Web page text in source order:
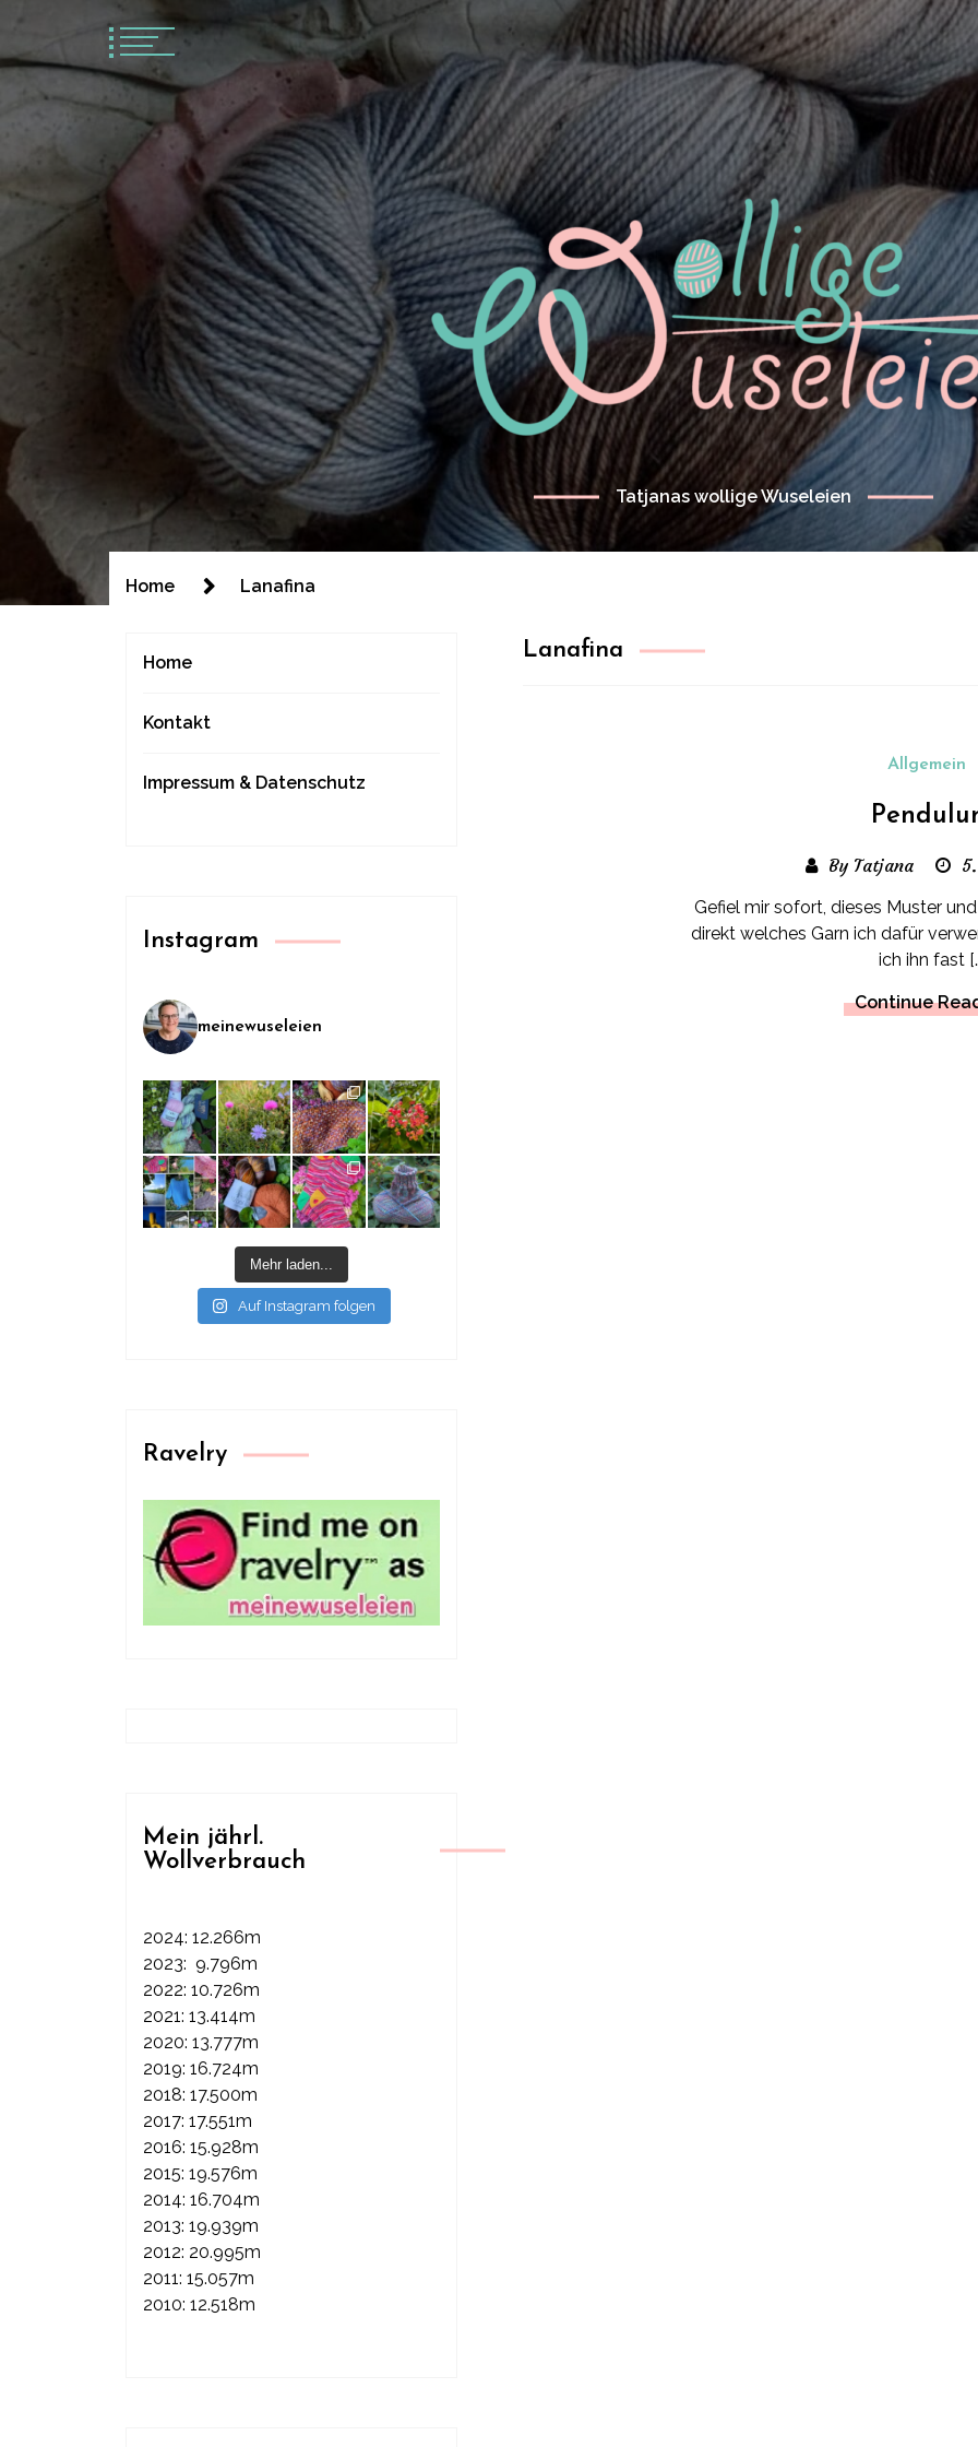
Tatjanas wollige Wuseleien
Home Lanafina
Lanafina
Allgemein
By Tatjana
Gefiel mir sofort, dieses Muster
direkt welches Garn ich dafür
ich ihn fast
Continue
Home
Kontakt
Impressum & Datenschutz
Instagram
meinewuseleien
Mehr laden...
Auf Instagram folgen
Ravelry
Mein jährl.
Wollverbrauch
2024: 12.266m
2023: 9.796m
2022: 10.726m
2021: 13.414m
2020: 13.777m
2019: 16.724m
2018: 17.500m
2017: 17.551m
2016: 15.928m
2015: 19.576m
2014: 16.704m
2013: 19.939m
2012: 20.995m
2011: 15.057m
2010: 12.518m